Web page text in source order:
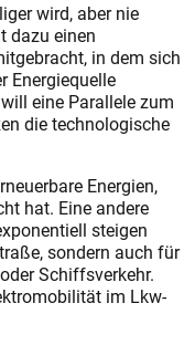
wird, aber nie
dazu einen
in dem sich
Energiequelle
eine Parallele zum
die technologische
Energien,
hat. Eine andere
steigen
sondern auch für
Schiffsverkehr.
im Lkw-